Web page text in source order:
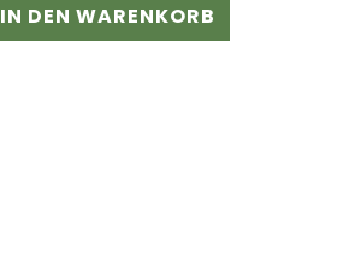
IN DEN WARENKORB